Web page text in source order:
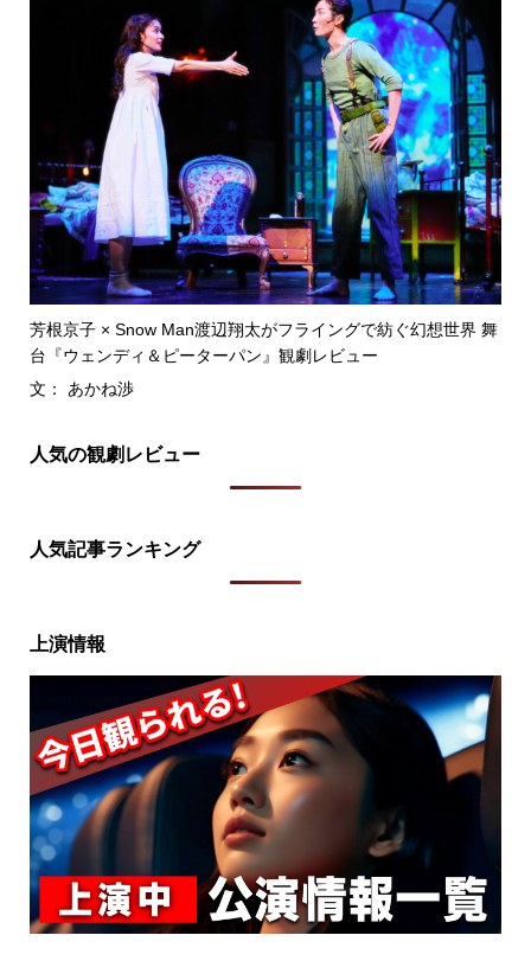
芳根京子 × Snow Man渡辺翔太がフライングで紡ぐ幻想世界 舞
台『ウェンディ＆ピーターパン』観劇レビュー
文： あかね渉
人気の観劇レビュー
人気記事ランキング
上演情報